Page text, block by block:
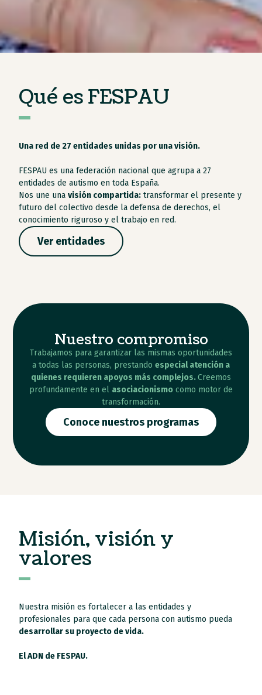
Qué es FESPAU
Una red de 27 entidades unidas por una visión.
FESPAU es una federación nacional que agrupa a 27
entidades de autismo en toda España.
Nos une unavisión compartida: transformar el presente y
futuro del colectivo desde la defensa de derechos, el
conocimiento riguroso y el trabajo en red.
Ver entidades
Nuestro compromiso
Trabajamos para garantizar las mismas oportunidades
a todas las personas, prestando especial atención a
quienes requieren apoyos más complejos.Creemos
profundamente en el asociacionismo como motor de
transformación.
Conoce nuestros programas
Misión, visión y
valores
Nuestra misión es fortalecer a las entidades y
profesionales para que cada persona con autismo pueda
desarrollar su proyecto de vida.
El ADN de FESPAU.